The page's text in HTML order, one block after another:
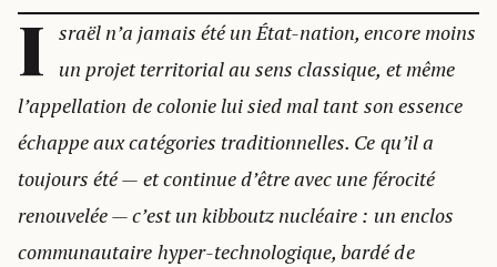
I sraël n’a jamais été un État-nation, encore moins
un projet territorial au sens classique, et même
l’appellation de colonie lui sied mal tant son essence
échappe aux catégories traditionnelles. Ce qu’il a
toujours été — et continue d’être avec une férocité
renouvelée — c’est un kibboutz nucléaire : un enclos
communautaire hyper-technologique, bardé de